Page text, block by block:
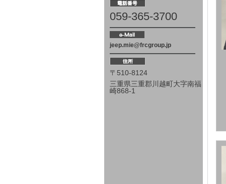
059-365-3700
jeep.mie@frcgroup.jp
〒510-8124
三重県三重郡川越町大字南福
崎868-1